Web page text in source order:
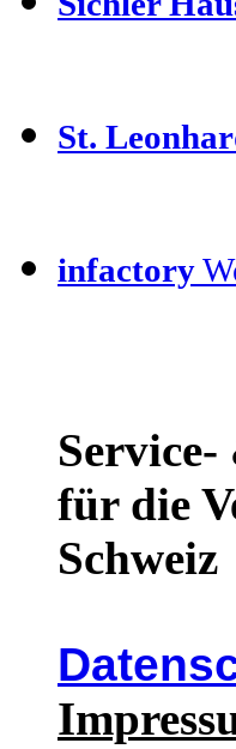
St.
infactory
für die
Schweiz